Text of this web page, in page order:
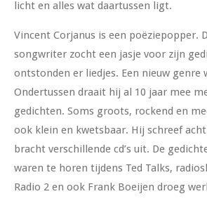
licht en alles wat daartussen ligt.
Vincent Corjanus is een poëziepopper.
songwriter zocht een jasje voor zijn
ontstonden er liedjes. Een nieuw genre
Ondertussen draait hij al 10 jaar mee
gedichten. Soms groots, rockend en
ook klein en kwetsbaar. Hij schreef
bracht verschillende cd’s uit. De
waren te horen tijdens Ted Talks,
Radio 2 en ook Frank Boeijen droeg